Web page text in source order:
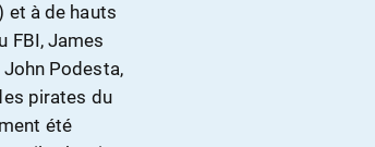
et à de hauts
FBI, James
Podesta,
pirates du
été